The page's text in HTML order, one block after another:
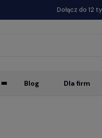
Dołącz do 12
Blog Dla firm